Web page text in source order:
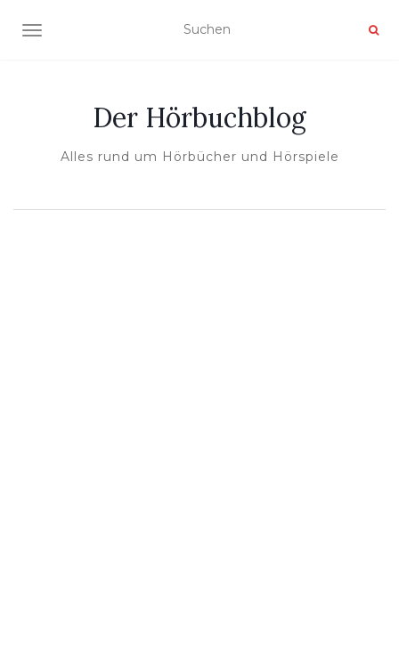
NAVIGATION UMSCHALTEN
Der Hörbuchblog
Alles rund um Hörbücher und Hörspiele